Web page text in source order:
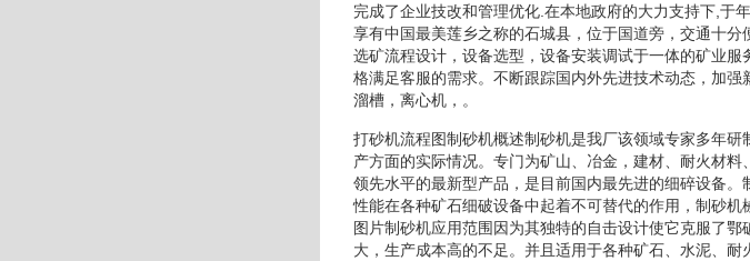
完成了企业技改和管理优化.在本地政府的大力支持下,于
享有中国最美莲乡之称的石城县，位于国道旁，交通十
选矿流程设计，设备选型，设备安装调试于一体的矿业
格满足客服的需求。不断跟踪国内外先进技术动态，加
溜槽，离心机，。
打砂机流程图制砂机概述制砂机是我厂该领域专家多年
产方面的实际情况。专门为矿山、冶金，建材、耐火材
领先水平的最新型产品，是目前国内最先进的细碎设备
性能在各种矿石细破设备中起着不可替代的作用，制砂
图片制砂机应用范围因为其独特的自击设计使它克服了
大，生产成本高的不足。并且适用于各种矿石、水泥、